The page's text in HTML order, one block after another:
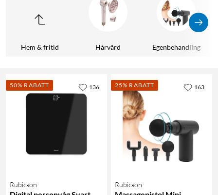
Hem & fritid Hårvård Egenbehandling
50% RABATT
Rubicson
136 25% RABATT
Rubicson
163